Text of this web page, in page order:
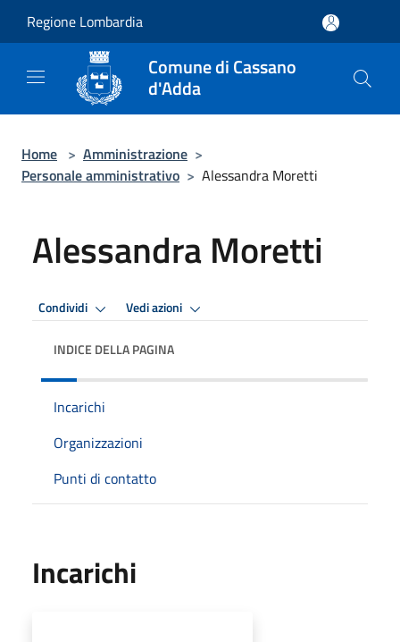
Regione Lombardia
Comune di Cassano
d'Adda
Home > Amministrazione >
Personale amministrativo > Alessandra Moretti
Alessandra Moretti
Condividi Vedi azioni
INDICE DELLA PAGINA
Incarichi
Organizzazioni
Punti di contatto
Incarichi